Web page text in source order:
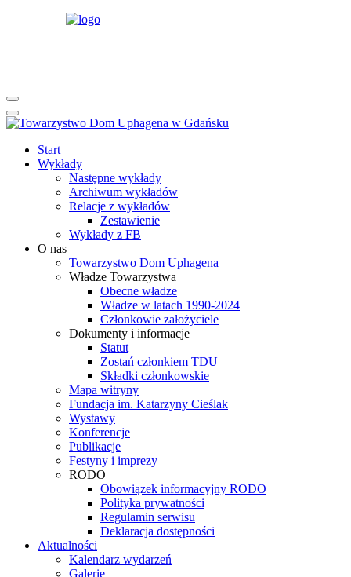
Start
Wykłady
Następne wykłady
Archiwum wykładów
Relacje z wykładów
Zestawienie
Wykłady z FB
O nas
Towarzystwo Dom Uphagena
Władze Towarzystwa
Obecne władze
Władze w latach 1990-2024
Członkowie założyciele
Dokumenty i informacje
Statut
Zostań członkiem TDU
Składki członkowskie
Mapa witryny
Fundacja im. Katarzyny Cieślak
Wystawy
Konferencje
Publikacje
Festyny i imprezy
RODO
Obowiązek informacyjny RODO
Polityka prywatności
Regulamin serwisu
Deklaracja dostępności
Aktualności
Kalendarz wydarzeń
Galerie